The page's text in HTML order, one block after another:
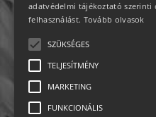
adatvédelmi tájékoztató szerinti
felhasználást. Tovább olvasok
SZÜKSÉGES
TELJESÍTMÉNY
MARKETING
FUNKCIONÁLIS